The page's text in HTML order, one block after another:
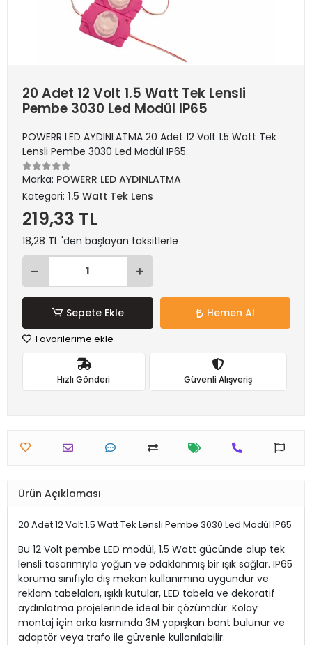
20 Adet 12 Volt 1.5 Watt Tek Lensli
Pembe 3030 Led Modül IP65
POWERR LED AYDINLATMA 20 Adet 12 Volt 1.5 Watt Tek
Lensli Pembe 3030 Led Modül IP65.
Marka: POWERR LED AYDINLATMA
Kategori: 1.5 Watt Tek Lens
219,33 TL
18,28 TL 'den başlayan taksitlerle
Sepete Ekle Hemen Al
Favorilerime ekle
Hızlı Gönderi Güvenli Alışveriş
Ürün Açıklaması
20 Adet 12 Volt 1.5 Watt Tek Lensli Pembe 3030 Led Modül IP65
Bu 12 Volt pembe LED modül, 1.5 Watt gücünde olup tek
lensli tasarımıyla yoğun ve odaklanmış bir ışık sağlar. IP65
koruma sınıfıyla dış mekan kullanımına uygundur ve
reklam tabelaları, ışıklı kutular, LED tabela ve dekoratif
aydınlatma projelerinde ideal bir çözümdür. Kolay
montaj için arka kısmında 3M yapışkan bant bulunur ve
adaptör veya trafo ile güvenle kullanılabilir.